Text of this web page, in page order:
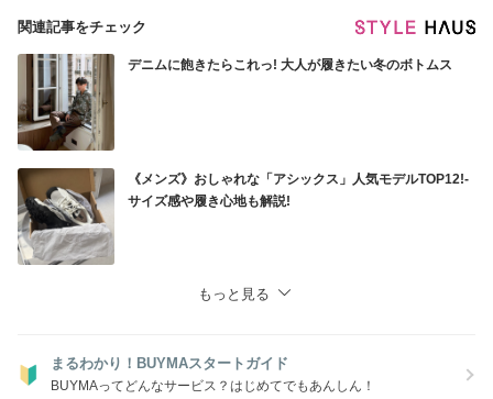
関連記事をチェック
デニムに飽きたらこれっ! 大人が履きたい冬のボトムス
《メンズ》おしゃれな「アシックス」人気モデルTOP12!-
サイズ感や履き心地も解説!
もっと見る
まるわかり！BUYMAスタートガイド
BUYMAってどんなサービス？はじめてでもあんしん！